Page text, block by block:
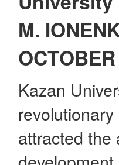
M.
Kazan
attracted the